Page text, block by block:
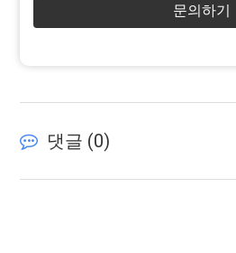
문의하기
댓글 (0)